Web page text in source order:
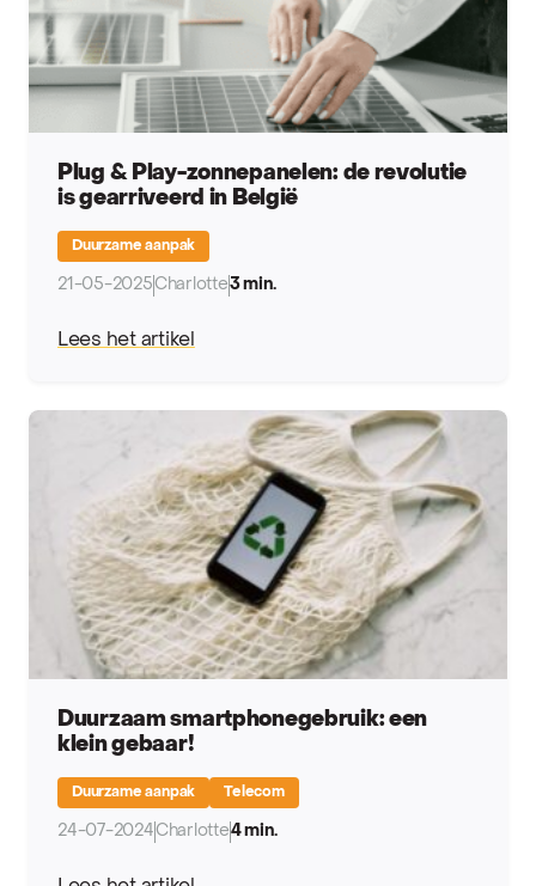
Plug & Play-zonnepanelen: de revolutie
is gearriveerd in België
Duurzame aanpak
21-05-2025Charlotte3 min.
Lees het artikel
Duurzaam smartphonegebruik: een
klein gebaar!
Duurzame aanpak Telecom
24-07-2024Charlotte4 min.